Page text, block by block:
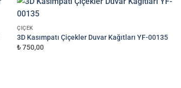
ÇIÇEK
3D Kasımpatı Çiçekler Duvar Kağıtları YF-00135
₺ 750,00